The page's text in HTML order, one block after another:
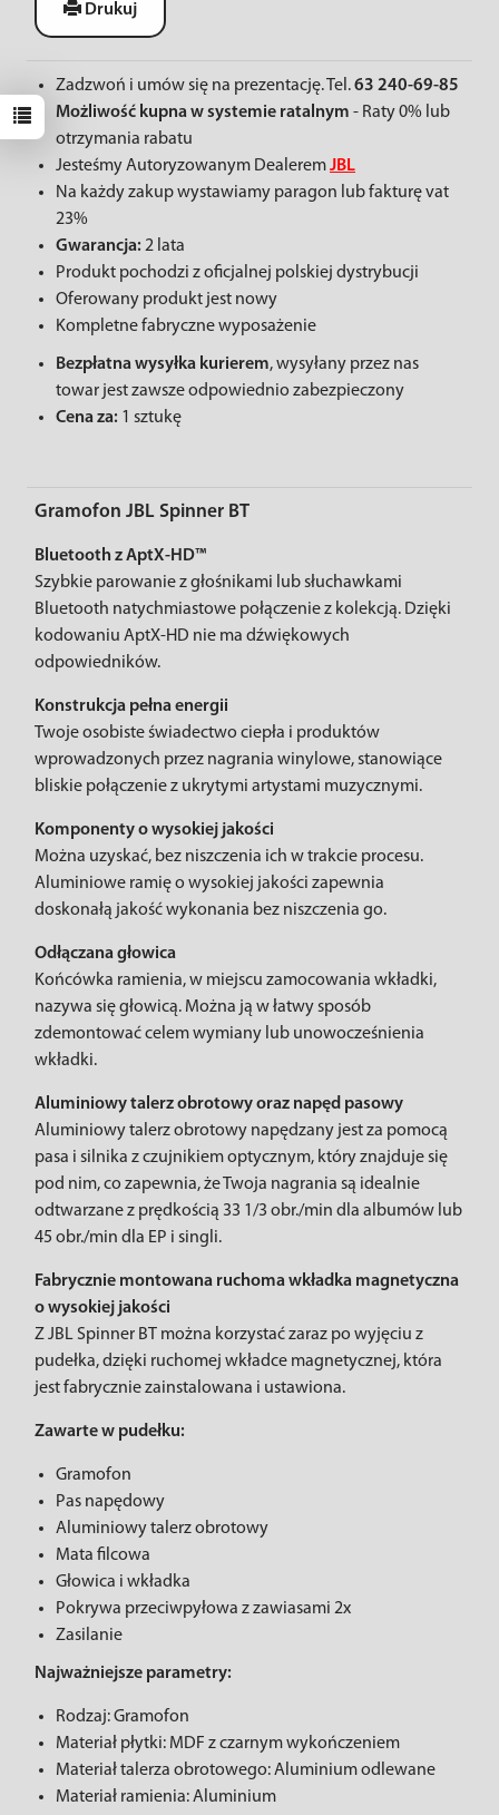
Drukuj
Zadzwoń i umów się na prezentację. Tel.63 240-69-85
Możliwość kupna w systemie ratalnym - Raty 0% lub
otrzymania rabatu
Jesteśmy Autoryzowanym DealeremJBL
Na każdy zakup wystawiamy paragon lub fakturę vat
23%
Gwarancja: 2 lata
Produkt pochodzi z oficjalnej polskiej dystrybucji
Oferowany produkt jest nowy
Kompletne fabryczne wyposażenie
Bezpłatna wysyłka kurierem, wysyłany przez nas
towar jest zawsze odpowiednio zabezpieczony
Cena za: 1 sztukę
Gramofon JBL Spinner BT
Bluetooth z AptX-HD™
Szybkie parowanie z głośnikami lub słuchawkami
Bluetooth natychmiastowe połączenie z kolekcją. Dzięki
kodowaniu AptX-HD nie ma dźwiękowych
odpowiedników.
Konstrukcja pełna energii
Twoje osobiste świadectwo ciepła i produktów
wprowadzonych przez nagrania winylowe, stanowiące
bliskie połączenie z ukrytymi artystami muzycznymi.
Komponenty o wysokiej jakości
Można uzyskać, bez niszczenia ich w trakcie procesu.
Aluminiowe ramię o wysokiej jakości zapewnia
doskonałą jakość wykonania bez niszczenia go.
Odłączana głowica
Końcówka ramienia, w miejscu zamocowania wkładki,
nazywa się głowicą. Można ją w łatwy sposób
zdemontować celem wymiany lub unowocześnienia
wkładki.
Aluminiowy talerz obrotowy oraz napęd pasowy
Aluminiowy talerz obrotowy napędzany jest za pomocą
pasa i silnika z czujnikiem optycznym, który znajduje się
pod nim, co zapewnia, że Twoja nagrania są idealnie
odtwarzane z prędkością 33 1/3 obr./min dla albumów lub
45 obr./min dla EP i singli.
Fabrycznie montowana ruchoma wkładka magnetyczna
o wysokiej jakości
Z JBL Spinner BT można korzystać zaraz po wyjęciu z
pudełka, dzięki ruchomej wkładce magnetycznej, która
jest fabrycznie zainstalowana i ustawiona.
Zawarte w pudełku:
Gramofon
Pas napędowy
Aluminiowy talerz obrotowy
Mata filcowa
Głowica i wkładka
Pokrywa przeciwpyłowa z zawiasami 2x
Zasilanie
Najważniejsze parametry:
Rodzaj: Gramofon
Materiał płytki: MDF z czarnym wykończeniem
Materiał talerza obrotowego: Aluminium odlewane
Materiał ramienia: Aluminium